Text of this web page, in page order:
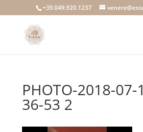
+39.049.920.1237
PHOTO-2018-07-
36-53 2